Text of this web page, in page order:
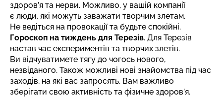
здоров’я та нерви. Можливо, у вашій компанії
є люди, які можуть заважати творчим злетам.
Не ведіться на провокації та будьте спокійні.
Гороскоп на тиждень для Терезів. Для Терезів
настав час експериментів та творчих злетів.
Ви відчуватимете тягу до чогось нового,
незвіданого. Також можливі нові знайомства під час
заходів, на які вас запросять. Вам важливо
зберігати свою активність та фізичне здоров’я.